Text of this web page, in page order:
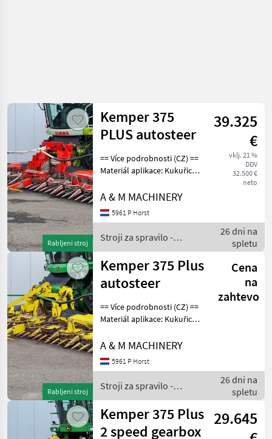
Rabljeni stroj
Kemper 375
PLUS autosteer
39.325
€
vklj. 21 %
DDV
32.500 €
neto
== Více podrobnosti (CZ) ==
Materiál aplikace: Kukuřice
Weitere Informationen (DE)
Mais Garantie: No Warran
A & M MACHINERY
5961 P Horst
Stroji za spravilo -
poljedelstvo / Kemper
26 dni na
spletu
Rabljeni stroj
Kemper 375 Plus
autosteer
Cena
na
zahtevo
== Více podrobnosti (CZ) ==
Materiál aplikace: Kukuřice
pro: Zemědělské stroje
Weitere Informationen (DE)
A & M MACHINERY
5961 P Horst
Stroji za spravilo -
poljedelstvo / Kemper
26 dni na
spletu
Kemper 375 Plus
2 speed gearbox
29.645